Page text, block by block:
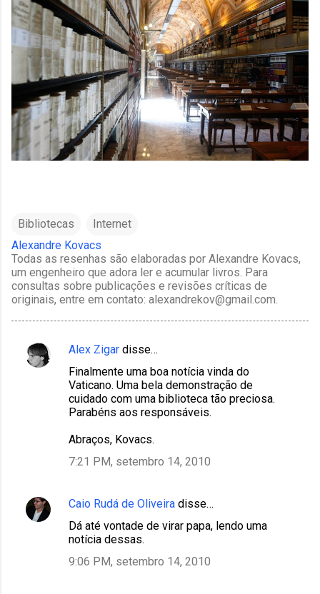
Bibliotecas
Internet
Alexandre Kovacs
Todas as resenhas são elaboradas por Alexandre Kovacs,
um engenheiro que adora ler e acumular livros. Para
consultas sobre publicações e revisões críticas de
originais, entre em contato: alexandrekov@gmail.com.
C
r
i
Alex Zigar disse…
Finalmente uma boa notícia vinda do
Vaticano. Uma bela demonstração de
cuidado com uma biblioteca tão preciosa.
Parabéns aos responsáveis.
Abraços, Kovacs.
7:21 PM, setembro 14, 2010
Caio Rudá de Oliveira disse…
Dá até vontade de virar papa, lendo uma
notícia dessas.
9:06 PM, setembro 14, 2010